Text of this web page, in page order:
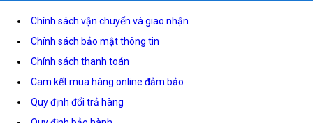
Chính sách vận chuyển và giao nhận
Chính sách bảo mật thông tin
Chính sách thanh toán
Cam kết mua hàng online đảm bảo
Quy định đổi trả hàng